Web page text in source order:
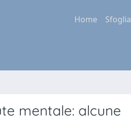
Home Sfoglia
mentale: alcune